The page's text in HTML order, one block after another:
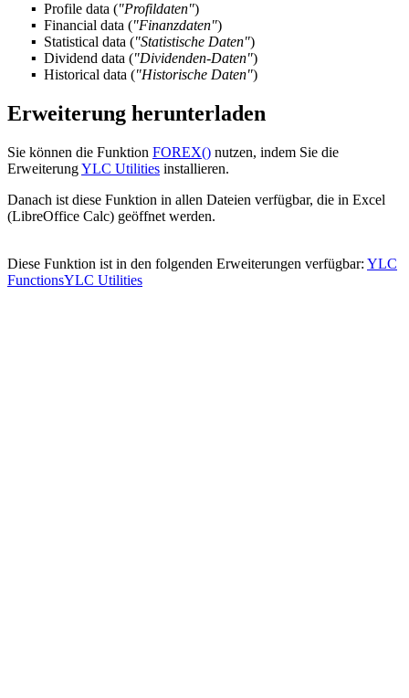
Profile data ("Profildaten")
Financial data ("Finanzdaten")
Statistical data ("Statistische Daten")
Dividend data ("Dividenden-Daten")
Historical data ("Historische Daten")
Erweiterung herunterladen
Sie können die Funktion FOREX() nutzen, indem Sie die
ErweiterungYLC Utilities installieren.
Danach ist diese Funktion in allen Dateien verfügbar, die in Excel
(LibreOffice Calc) geöffnet werden.
Diese Funktion ist in den folgenden Erweiterungen verfügbar: YLC
FunctionsYLC Utilities